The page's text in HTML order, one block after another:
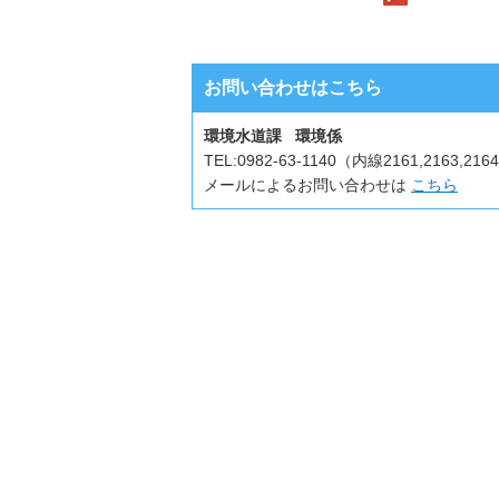
お問い合わせはこちら
環境水道課 環境係
TEL:0982-63-1140（内線
メールによるお問い合わせは こちら